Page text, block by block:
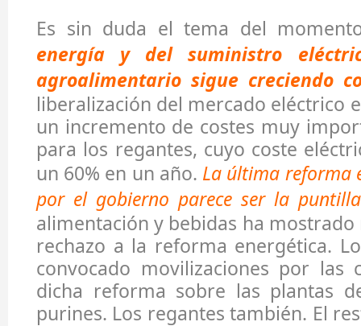
Es sin duda el tema del
energía y del suministro
agroalimentario sigue creciendo
liberalización del mercado eléctrico
un incremento de costes muy
para los regantes, cuyo coste
un 60% en un año. La última reforma
por el gobierno parece ser la
alimentación y bebidas ha
rechazo a la reforma energética.
convocado movilizaciones por las
dicha reforma sobre las plantas
purines. Los regantes también. El